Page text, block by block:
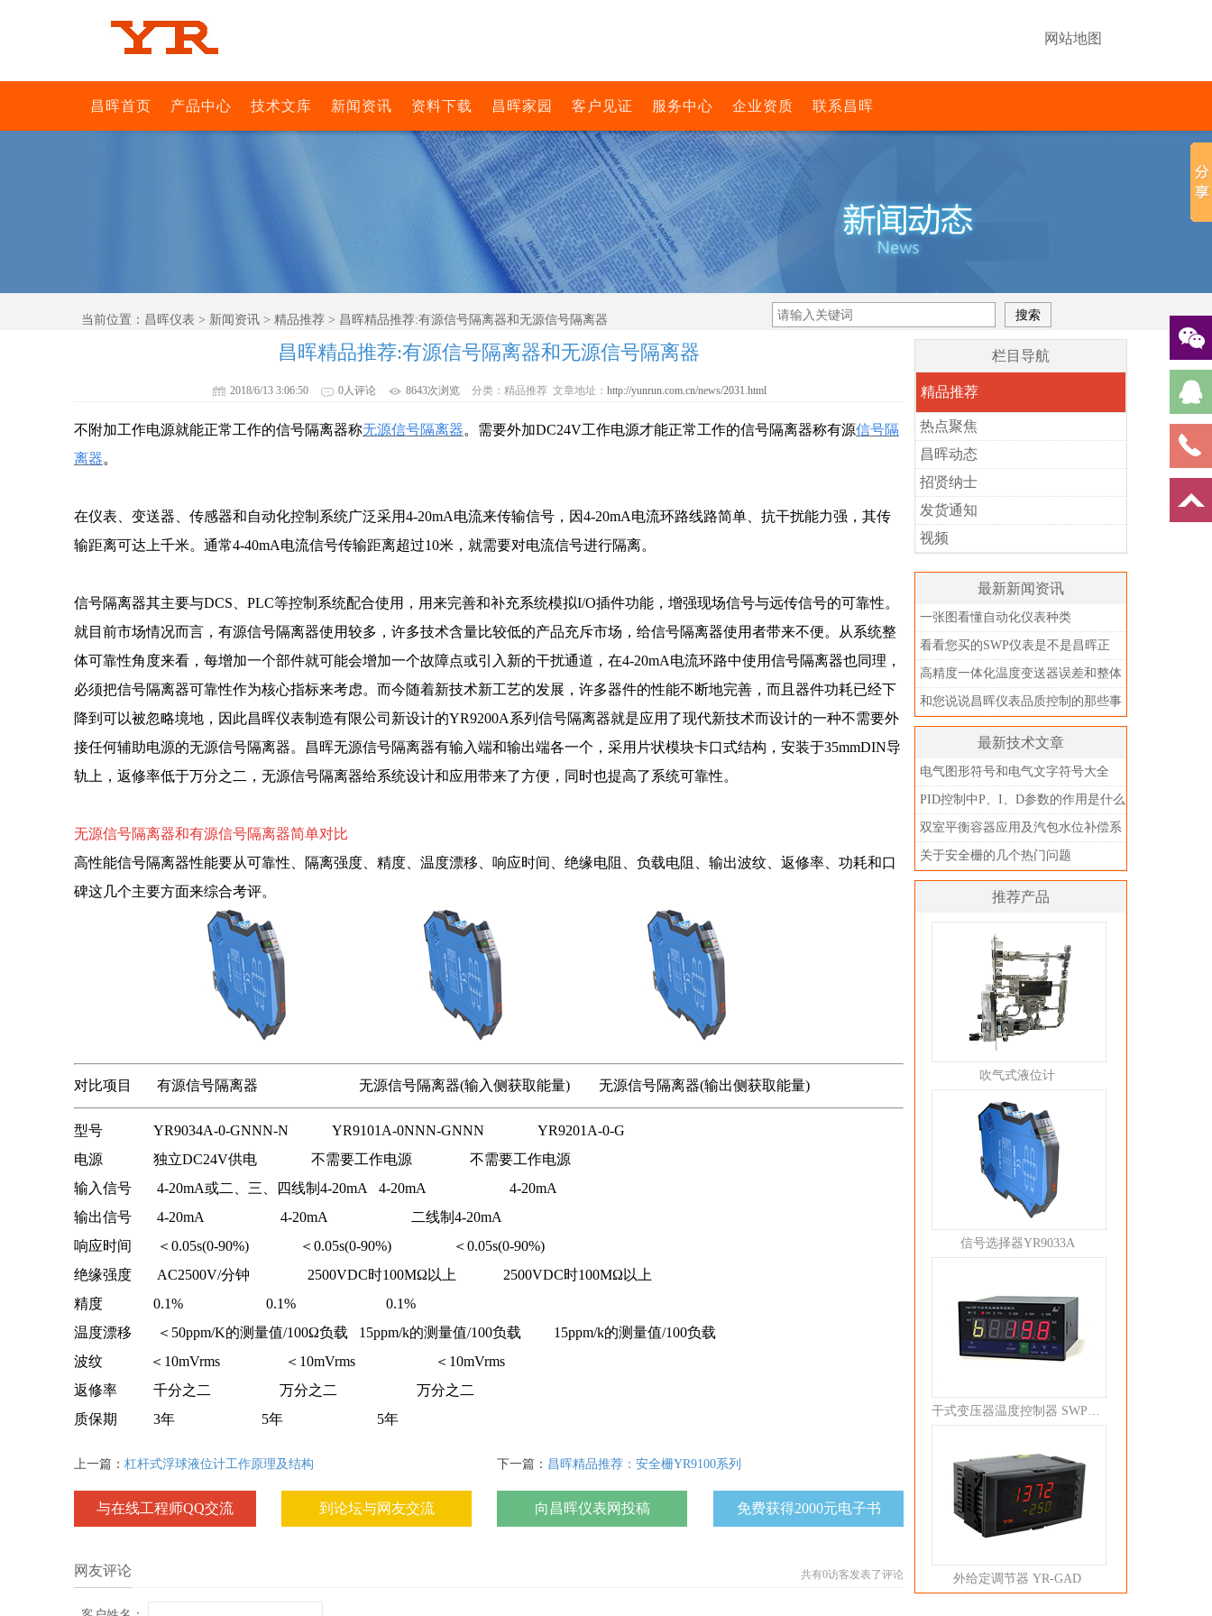
网站地图
昌晖首页 产品中心 技术文库 新闻资讯 资料下载 昌晖家园 客户见证 服务中心 企业资质 联系昌晖
当前位置： 昌晖仪表 > 新闻资讯 > 精品推荐 > 昌晖精品推荐:有源信号隔离器和无源信号隔离器
昌晖精品推荐:有源信号隔离器和无源信号隔离器
2018/6/13 3:06:50 0人评论 8643次浏览 分类：精品推荐 文章地址： http://yunrun.com.cn/news/2031.html
不附加工作电源就能正常工作的信号隔离器称无源信号隔离器。需要外加DC24V工作电源才能正常工作的信号隔离器称有源信号隔
离器。
在仪表、变送器、传感器和自动化控制系统广泛采用4-20mA电流来传输信号，因4-20mA电流环路线路简单、抗干扰能力强，其传
输距离可达上千米。通常4-40mA电流信号传输距离超过10米，就需要对电流信号进行隔离。
信号隔离器其主要与DCS、PLC等控制系统配合使用，用来完善和补充系统模拟I/O插件功能，增强现场信号与远传信号的可靠性。
就目前市场情况而言，有源信号隔离器使用较多，许多技术含量比较低的产品充斥市场，给信号隔离器使用者带来不便。从系统整
体可靠性角度来看，每增加一个部件就可能会增加一个故障点或引入新的干扰通道，在4-20mA电流环路中使用信号隔离器也同理，
必须把信号隔离器可靠性作为核心指标来考虑。而今随着新技术新工艺的发展，许多器件的性能不断地完善，而且器件功耗已经下
降到可以被忽略境地，因此昌晖仪表制造有限公司新设计的YR9200A系列信号隔离器就是应用了现代新技术而设计的一种不需要外
接任何辅助电源的无源信号隔离器。昌晖无源信号隔离器有输入端和输出端各一个，采用片状模块卡口式结构，安装于35mmDIN导
轨上，返修率低于万分之二，无源信号隔离器给系统设计和应用带来了方便，同时也提高了系统可靠性。
无源信号隔离器和有源信号隔离器简单对比
高性能信号隔离器性能要从可靠性、隔离强度、精度、温度漂移、响应时间、绝缘电阻、负载电阻、输出波纹、返修率、功耗和口
碑这几个主要方面来综合考评。
对比项目 有源信号隔离器 无源信号隔离器(输入侧获取能量) 无源信号隔离器(输出侧获取能量)
型号 YR9034A-0-GNNN-N YR9101A-0NNN-GNNN YR9201A-0-G
电源 独立DC24V供电 不需要工作电源 不需要工作电源
输入信号 4-20mA或二、三、四线制4-20mA 4-20mA 4-20mA
输出信号 4-20mA 4-20mA 二线制4-20mA
响应时间
＜0.05s(0-90%) ＜0.05s(0-90%) ＜0.05s(0-90%)
绝缘强度 AC2500V/分钟 2500VDC时100MΩ以上 2500VDC时100MΩ以上
精度 0.1% 0.1% 0.1%
温度漂移
＜50ppm/K的测量值/100Ω负载 15ppm/k的测量值/100负载 15ppm/k的测量值/100负载
波纹
＜10mVrms ＜10mVrms ＜10mVrms
返修率 千分之二 万分之二 万分之二
质保期 3年 5年 5年
上一篇： 杠杆式浮球液位计工作原理及结构 下一篇： 昌晖精品推荐：安全栅YR9100系列
与在线工程师QQ交流 到论坛与网友交流 向昌晖仪表网投稿 免费获得2000元电子书
共有0访客发表了评论
网友评论
栏目导航
精品推荐
热点聚焦
昌晖动态
招贤纳士
发货通知
视频
最新新闻资讯
一张图看懂自动化仪表种类
看看您买的SWP仪表是不是昌晖正
品？别被忽悠了
高精度一体化温度变送器误差和整体
精度
和您说说昌晖仪表品质控制的那些事
儿
最新技术文章
电气图形符号和电气文字符号大全
PID控制中P、I、D参数的作用是什么
双室平衡容器应用及汽包水位补偿系
统建立方法和步骤
关于安全栅的几个热门问题
推荐产品
吹气式液位计
信号选择器YR9033A
干式变压器温度控制器 SWP-C80
外给定调节器 YR-GAD